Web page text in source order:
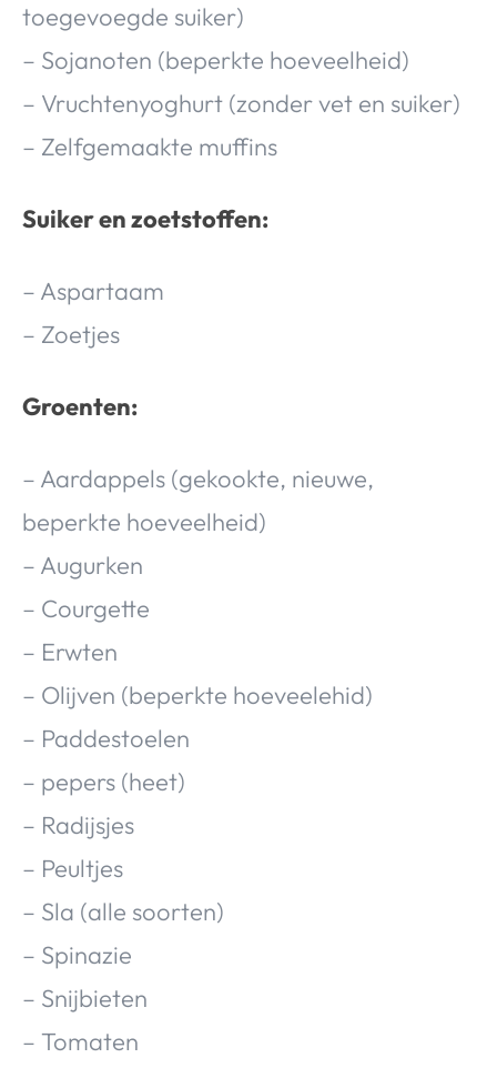
toegevoegde suiker)
– Sojanoten (beperkte hoeveelheid)
– Vruchtenyoghurt (zonder vet en suiker)
– Zelfgemaakte muffins
Suiker en zoetstoffen:
– Aspartaam
– Zoetjes
Groenten:
– Aardappels (gekookte, nieuwe,
beperkte hoeveelheid)
– Augurken
– Courgette
– Erwten
– Olijven (beperkte hoeveelehid)
– Paddestoelen
– pepers (heet)
– Radijsjes
– Peultjes
– Sla (alle soorten)
– Spinazie
– Snijbieten
– Tomaten